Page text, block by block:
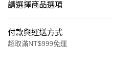
請選擇商品選項
付款與運送方式
超取滿NT$999免運